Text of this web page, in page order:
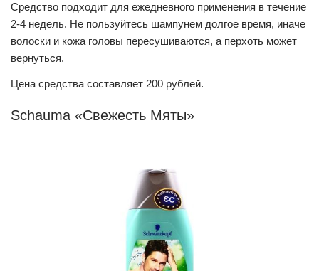
Средство подходит для ежедневного применения в течение
2-4 недель. Не пользуйтесь шампунем долгое время, иначе
волоски и кожа головы пересушиваются, а перхоть может
вернуться.
Цена средства составляет 200 рублей.
Schauma «Свежесть Мяты»